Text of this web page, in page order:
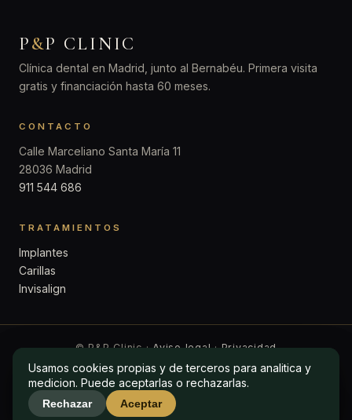
P&P CLINIC
Clínica dental en Madrid, junto al Bernabéu. Primera visita
gratis y financiación hasta 60 meses.
CONTACTO
Calle Marceliano Santa María 11
28036 Madrid
911 544 686
TRATAMIENTOS
Implantes
Carillas
Invisalign
© P&P Clinic ·Aviso legal·Privacidad
Usamos cookies propias y de terceros para analitica y
medicion. Puede aceptarlas o rechazarlas.
Rechazar Aceptar
Usamos cookies propias y de terceros para analitica y
medicion. Puede aceptarlas o rechazarlas.
Rechazar Aceptar